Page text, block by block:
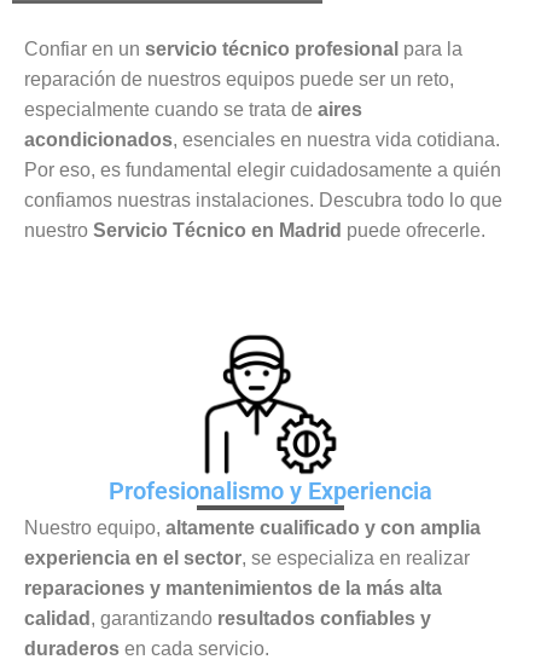
Confiar en un servicio técnico profesional para la
reparación de nuestros equipos puede ser un reto,
especialmente cuando se trata de aires
acondicionados, esenciales en nuestra vida cotidiana.
Por eso, es fundamental elegir cuidadosamente a quién
confiamos nuestras instalaciones. Descubra todo lo que
nuestro Servicio Técnico en Madrid puede ofrecerle.
Profesionalismo y Experiencia
Nuestro equipo, altamente cualificado y con amplia
experiencia en el sector, se especializa en realizar
reparaciones y mantenimientos de la más alta
calidad , garantizando resultados confiables y
duraderos en cada servicio.